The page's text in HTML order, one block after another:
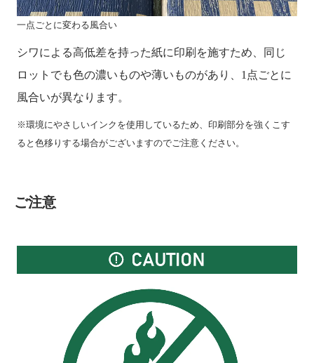
一点ごとに変わる風合い
シワによる高低差を持った紙に印刷を施すため、同じ
ロットでも色の濃いものや薄いものがあり、1点ごとに
風合いが異なります。
※環境にやさしいインクを使用しているため、印刷部分を強くこす
ると色移りする場合がございますのでご注意ください。
ご注意